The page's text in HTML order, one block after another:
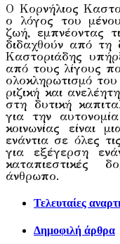
Ο Kορνήλιος
ο λόγος του
ζωή, εμπνέοντας
διδαχθούν από
Kαστοριάδης
από τους λίγους
ολοκληρωτισμό
ριζική και
στη δυτική
για την
κοινωνίας είναι
ενάντια σε όλες
για εξέγερση
καταπιεστικές
άνθρωπο.
Τελευταίες
Δημοφιλή άρθρα